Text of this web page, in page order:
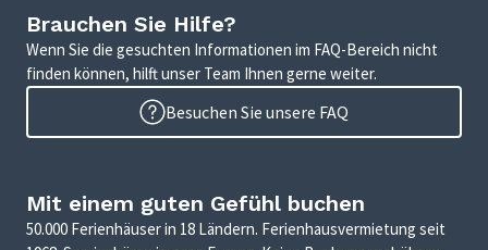
Brauchen Sie Hilfe?
Wenn Sie die gesuchten Informationen im FAQ-Bereich nicht
finden können, hilft unser Team Ihnen gerne weiter.
Besuchen Sie unsere FAQ
Mit einem guten Gefühl buchen
50.000 Ferienhäuser in 18 Ländern. Ferienhausvermietung seit